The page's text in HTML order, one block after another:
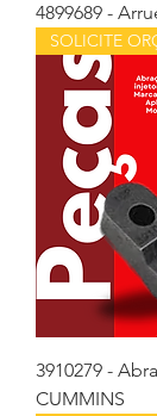
4899689 -
SOLICITE
3910279 -
CUMMINS